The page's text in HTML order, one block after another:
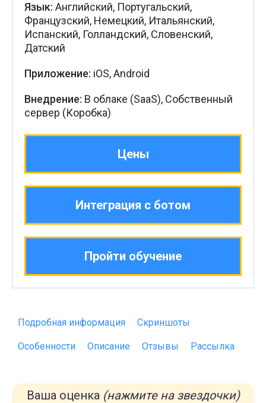
Язык: Английский, Португальский,
Французский, Немецкий, Итальянский,
Испанский, Голландский, Словенский,
Датский
Приложение: iOS, Android
Внедрение: В облаке (SaaS), Собственный
сервер (Коробка)
Цены
Интеграция с ботом
Пройти обучение
Подробная информация Скриншоты
Особенности Описание Отзывы Рассылка
Ваша оценка (нажмите на звездочки)